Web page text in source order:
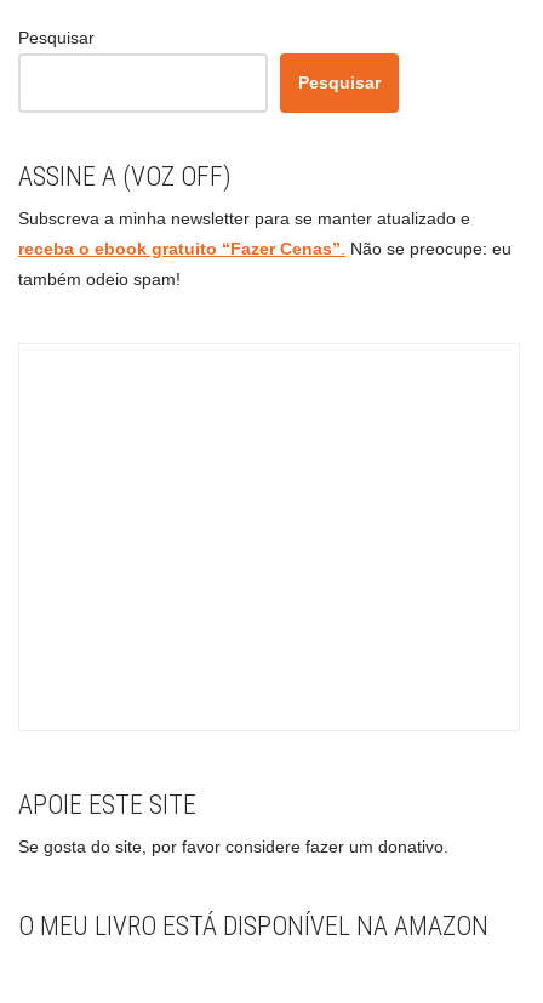
Pesquisar
Pesquisar
ASSINE A (VOZ OFF)
Subscreva a minha newsletter para se manter atualizado e
receba o ebook gratuito “Fazer Cenas”
Não se preocupe: eu
também odeio spam!
APOIE ESTE SITE
Se gosta do site, por favor considere fazer um donativo.
O MEU LIVRO ESTÁ DISPONÍVEL NA AMAZON